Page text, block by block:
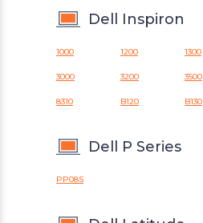
Dell Inspiron
1000 1200 1300
3000 3200 3500
8310 B120 B130
Dell P Series
PP08S